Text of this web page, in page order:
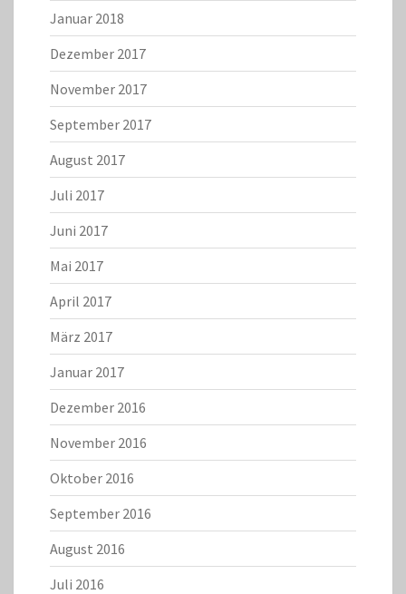
Januar 2018
Dezember 2017
November 2017
September 2017
August 2017
Juli 2017
Juni 2017
Mai 2017
April 2017
März 2017
Januar 2017
Dezember 2016
November 2016
Oktober 2016
September 2016
August 2016
Juli 2016